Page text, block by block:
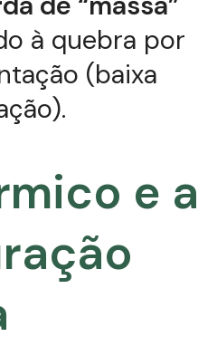
à quebra por
(baixa
e a